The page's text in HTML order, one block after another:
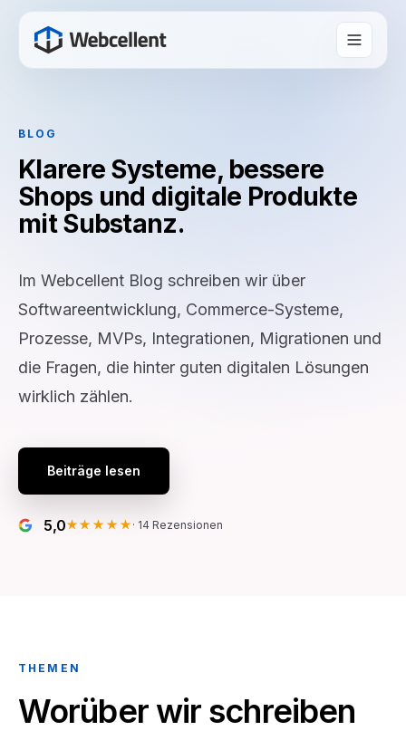
BLOG
Klarere Systeme, bessere
Shops und digitale Produkte
mit Substanz.
Im Webcellent Blog schreiben wir über
Softwareentwicklung, Commerce-Systeme,
Prozesse, MVPs, Integrationen, Migrationen und
die Fragen, die hinter guten digitalen Lösungen
wirklich zählen.
Beiträge lesen
5,0★★★★★ · 14 Rezensionen
THEMEN
Worüber wir schreiben